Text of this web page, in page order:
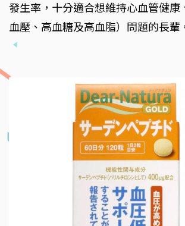
發生率，十分適合想維持心血管健康
血壓、高血糖及高血脂）問題的長輩